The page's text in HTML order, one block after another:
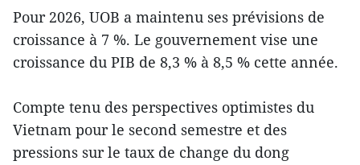
Pour 2026, UOB a maintenu ses prévisions de
croissance à 7 %. Le gouvernement vise une
croissance du PIB de 8,3 % à 8,5 % cette année.
Compte tenu des perspectives optimistes du
Vietnam pour le second semestre et des
pressions sur le taux de change du dong